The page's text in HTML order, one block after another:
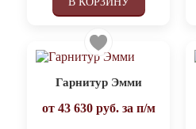
Гарнитур Эмми
от 43 630руб. за п/м